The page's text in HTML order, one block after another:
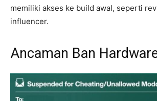
memiliki akses ke build awal, seperti
influencer.
Ancaman Ban